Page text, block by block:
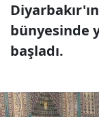
bünyesinde
başladı.